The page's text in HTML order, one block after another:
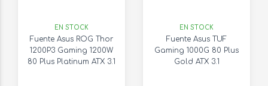
EN STOCK
Fuente Asus ROG Thor
1200P3 Gaming 1200W
80 Plus Platinum ATX 3.1
EN STOCK
Fuente Asus TUF
Gaming 1000G 80 Plus
Gold ATX 3.1